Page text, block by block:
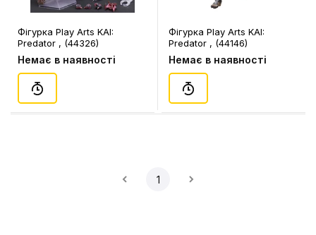
Фігурка Play Arts KAI:
Predator , (44326)
Немає в наявності
Фігурка Play Arts KAI:
Predator , (44146)
Немає в наявності
1